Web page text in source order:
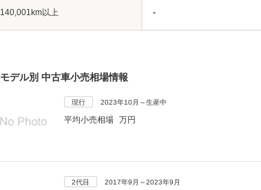
140,001km以上 -
モデル別 中古車小売相場情報
現行 2023年10月～生産中
平均小売相場 万円
2代目 2017年9月～2023年9月